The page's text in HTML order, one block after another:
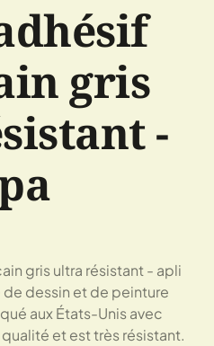
gris
-
gris ultra résistant - apli
dessin et de peinture
aux États-Unis avec
et est très résistant.